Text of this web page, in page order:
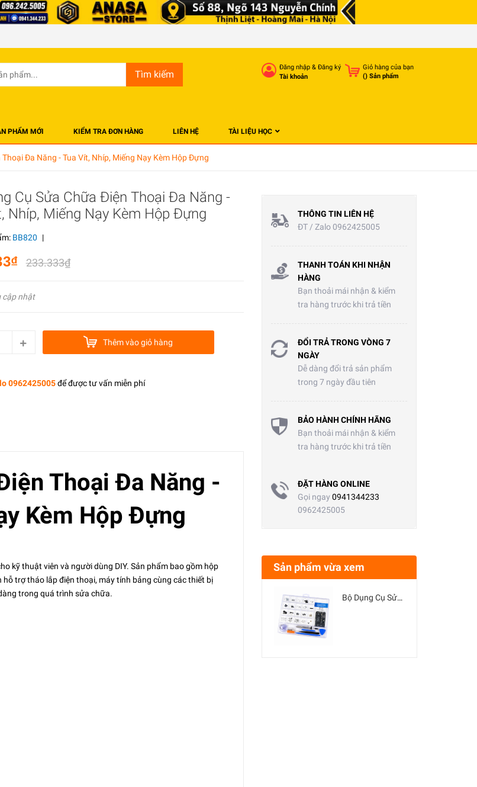
Tìm kiếm
Đăng nhập& Đăng ký
Tài khoản
Giỏ hàng của bạn
() Sản phẩm
PHẨM MỚI KIỂM TRA ĐƠN HÀNG LIÊN HỆ TÀI LIỆU HỌC
Đa Năng - Tua Vít, Nhíp, Miếng Nạy Kèm Hộp Đựng
Cụ Sửa Chữa Điện Thoại Đa Năng -
Nhíp, Miếng Nạy Kèm Hộp Đựng
BB820 |
233.333₫
cập nhật
Thêm vào giỏ hàng
0962425005để được tư vấn miễn phí
Thoại Đa Năng -
Kèm Hộp Đựng
kỹ thuật viên và người dùng DIY. Sản phẩm bao gồm hộp
hỗ trợ tháo lắp điện thoại, máy tính bảng cùng các thiết bị
trong quá trình sửa chữa.
THÔNG TIN LIÊN HỆ
ĐT / Zalo 0962425005
THANH TOÁN KHI NHẬN
HÀNG
Bạn thoải mái nhận & kiểm
tra hàng trước khi trả tiền
ĐỔI TRẢ TRONG VÒNG 7
NGÀY
Dễ dàng đổi trả sản phẩm
trong 7 ngày đầu tiên
BẢO HÀNH CHÍNH HÃNG
Bạn thoải mái nhận & kiểm
tra hàng trước khi trả tiền
ĐẶT HÀNG ONLINE
Gọi ngay 0941344233
0962425005
Sản phẩm vừa xem
Bộ Dụng Cụ Sửa Chữa Điện Thoại Đa Năng - Tua Vít, Nhíp, Miếng Nạy Kèm Hộp Đựng